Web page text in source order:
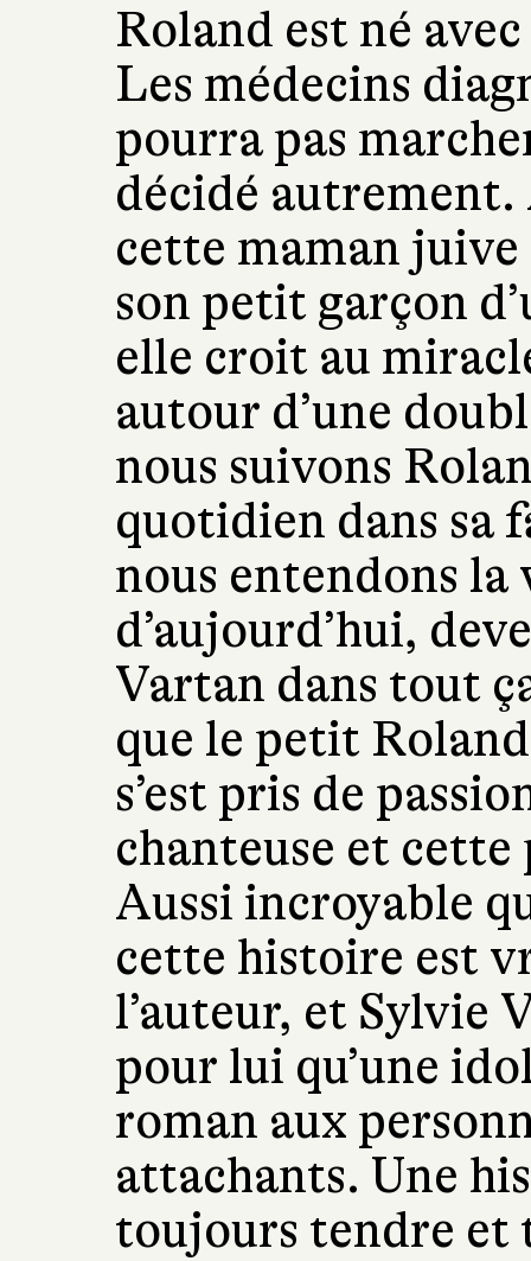
Roland est né
Les médecins
pourra pas
décidé autrement.
cette maman
son petit garçon
elle croit au
autour d’une
nous suivons
quotidien dans sa
nous entendons
d’aujourd’hui,
Vartan dans tout
que le petit
s’est pris de
chanteuse et cette
Aussi incroyable
cette histoire est
l’auteur, et Sylvie
pour lui qu’une
roman aux
attachants. Une
toujours tendre et